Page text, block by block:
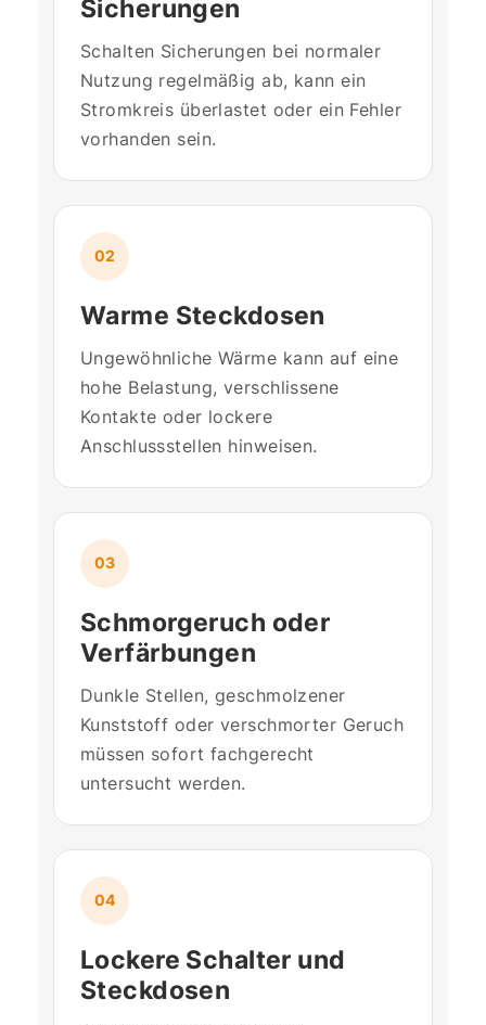
Sicherungen
Schalten Sicherungen bei normaler
Nutzung regelmäßig ab, kann ein
Stromkreis überlastet oder ein Fehler
vorhanden sein.
02
Warme Steckdosen
Ungewöhnliche Wärme kann auf eine
hohe Belastung, verschlissene
Kontakte oder lockere
Anschlussstellen hinweisen.
03
Schmorgeruch oder
Verfärbungen
Dunkle Stellen, geschmolzener
Kunststoff oder verschmorter Geruch
müssen sofort fachgerecht
untersucht werden.
04
Lockere Schalter und
Steckdosen